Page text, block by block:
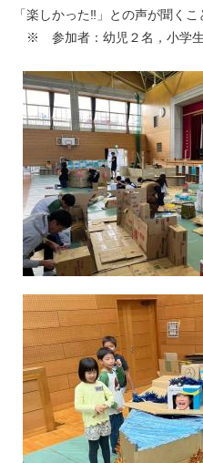
「楽しかった‼」との声が聞くこ
※ 参加者：幼児２名，小学生